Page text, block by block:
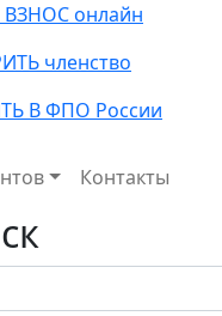
онлайн
членство
В ФПО России
Контакты